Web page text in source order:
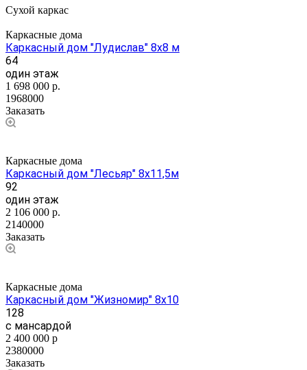
Сухой каркас
Каркасные дома
Каркасный дом "Лудислав" 8х8 м
64
один этаж
1 698 000 р.
1968000
Заказать
Каркасные дома
Каркасный дом "Лесьяр" 8х11,5м
92
один этаж
2 106 000 р.
2140000
Заказать
Каркасные дома
Каркасный дом "Жизномир" 8х10
128
с мансардой
2 400 000 р
2380000
Заказать